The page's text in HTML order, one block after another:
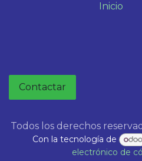
Inicio
Contactar
Todos los derechos
Con la tecnología de
electrónico de